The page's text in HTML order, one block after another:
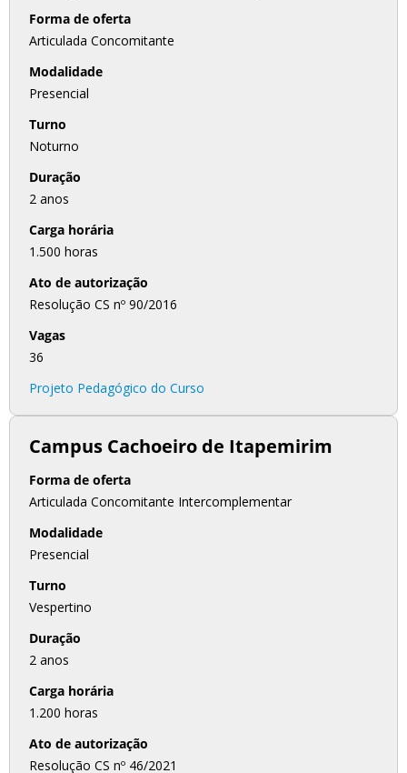
Forma de oferta
Articulada Concomitante
Modalidade
Presencial
Turno
Noturno
Duração
2 anos
Carga horária
1.500 horas
Ato de autorização
Resolução CS nº 90/2016
Vagas
36
Projeto Pedagógico do Curso
Campus Cachoeiro de Itapemirim
Forma de oferta
Articulada Concomitante Intercomplementar
Modalidade
Presencial
Turno
Vespertino
Duração
2 anos
Carga horária
1.200 horas
Ato de autorização
Resolução CS nº 46/2021